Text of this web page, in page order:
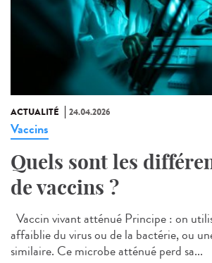
ACTUALITÉ 24.04.2026
Vaccins
Quels sont les
de vaccins ?
Vaccin vivant atténué Principe : on
affaiblie du virus ou de la bactérie, ou
similaire. Ce microbe atténué perd sa...